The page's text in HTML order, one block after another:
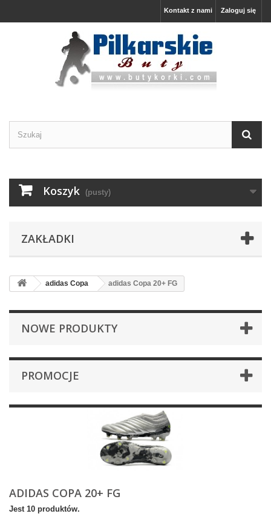
Zaloguj się
Kontakt z nami
Koszyk (pusty)
ZAKŁADKI
adidas Copa adidas Copa 20+ FG
NOWE PRODUKTY
PROMOCJE
ADIDAS COPA 20+ FG
Jest 10 produktów.